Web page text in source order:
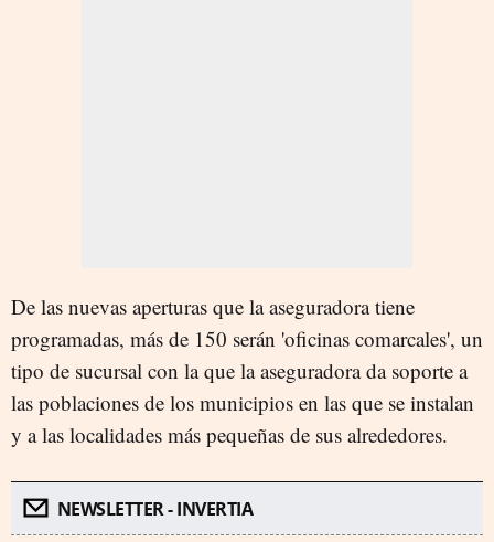
De las nuevas aperturas que la aseguradora tiene
programadas, más de 150 serán 'oficinas comarcales', un
tipo de sucursal con la que la aseguradora da soporte a
las poblaciones de los municipios en las que se instalan
y a las localidades más pequeñas de sus alrededores.
NEWSLETTER - INVERTIA